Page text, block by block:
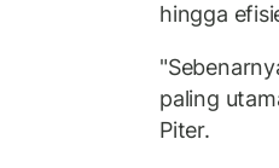
hingga
paling
Piter.